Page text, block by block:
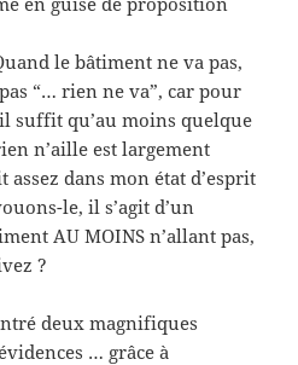
le bâtiment ne va pas,
“… rien ne va”, car pour
suffit qu’au moins quelque
n’aille est largement
assez dans mon état d’esprit
le, il s’agit d’un
AU MOINS n’allant pas,
?
deux magnifiques
… grâce à